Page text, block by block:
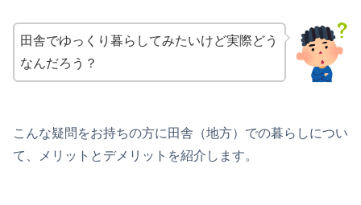
田舎でゆっくり暮らしてみたいけど実際どう
なんだろう？
こんな疑問をお持ちの方に田舎（地方）での暮らしについ
て、メリットとデメリットを紹介します。